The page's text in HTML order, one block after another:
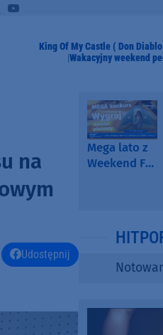
King Of My Castle ( Don
Wakacyjny weekend
na
Udostępnij
Mega lato z
Weekend FM